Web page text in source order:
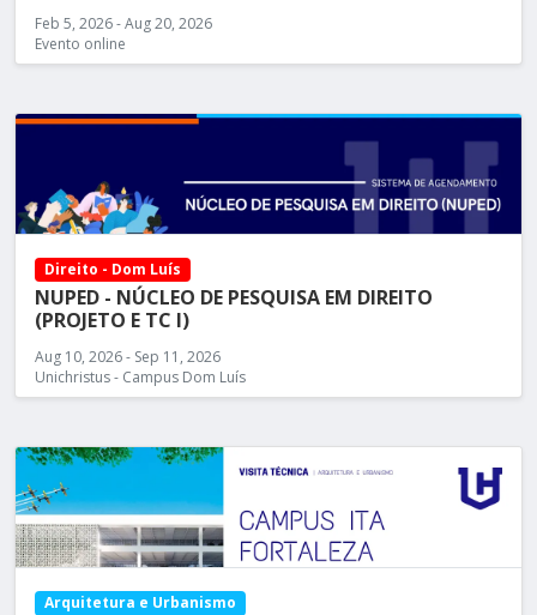
Feb 5, 2026 - Aug 20, 2026
Evento online
Direito - Dom Luís
NUPED - NÚCLEO DE PESQUISA EM DIREITO
(PROJETO E TC I)
Aug 10, 2026 - Sep 11, 2026
Unichristus - Campus Dom Luís
Arquitetura e Urbanismo